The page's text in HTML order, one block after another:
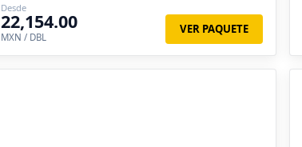
Desde
22,154.00
MXN / DBL
VER PAQUETE